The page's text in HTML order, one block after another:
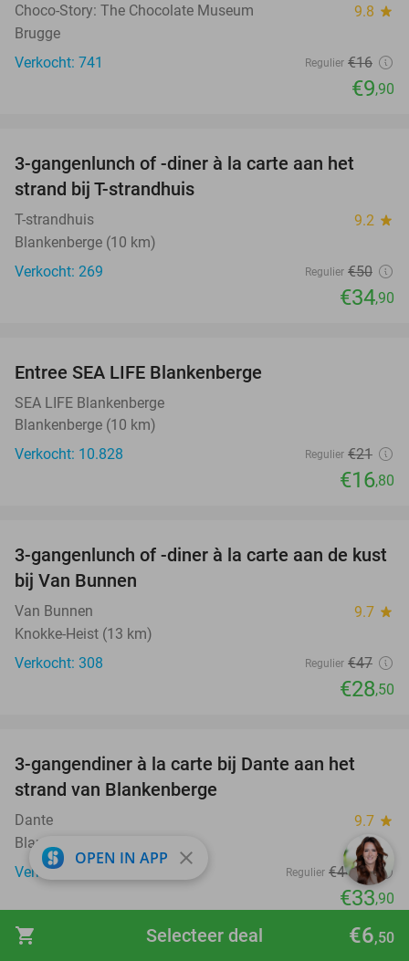
shopping_cart €6,50
Selecteer deal
Choco-Story: The Chocolate Museum 9.8 star
Brugge
Verkocht: 741
Regulier €16
€9,90
30%
3-gangenlunch of -diner à la carte aan het
strand bij T-strandhuis
T-strandhuis 9.2 star
Blankenberge (10 km)
Verkocht: 269
Regulier €50
€34,90
Entree SEA LIFE Blankenberge
SEA LIFE Blankenberge
Blankenberge (10 km)
Verkocht: 10.828
Regulier €21
€16,80
39%
3-gangenlunch of -diner à la carte aan de kust
bij Van Bunnen
Van Bunnen 9.7 star
Knokke-Heist (13 km)
Verkocht: 308
Regulier €47
€28,50
24%
3-gangendiner à la carte bij Dante aan het
strand van Blankenberge
Dante 9.7 star
Blankenberge (10 km)
Verkocht: 592
Regulier €44,90
€33,90
favorite_border
OPEN IN APP close